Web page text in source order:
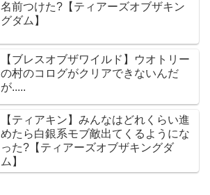
名前つけた?【ティアーズオブザキン
グダム】
【ブレスオブザワイルド】ウオトリー
の村のコログがクリアできないんだ
が.....
【ティアキン】みんなはどれくらい進
めたら白銀系モブ敵出てくるようにな
った?【ティアーズオブザキングダ
ム】